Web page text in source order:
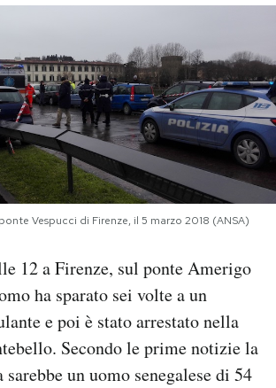
Vespucci di Firenze, il 5 marzo 2018 (ANSA)
12 a Firenze, sul ponte Amerigo
ha sparato sei volte a un
e poi è stato arrestato nella
Secondo le prime notizie la
un uomo senegalese di 54